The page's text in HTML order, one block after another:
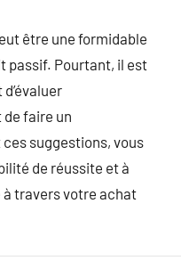
être une formidable
passif. Pourtant, il est
faire un
suggestions, vous
de réussite et à
à travers votre achat